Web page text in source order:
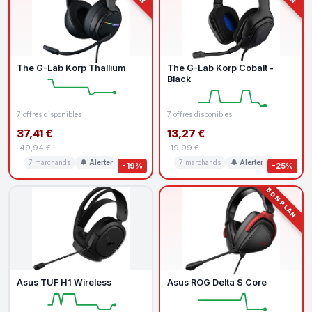
-19%
The G-Lab Korp Thallium
7 offres disponibles
37,41 €
49,94 €
7 marchands 🔔 Alerter -25%
The G-Lab Korp Cobalt -
Black
7 offres disponibles
13,27 €
19,99 €
7 marchands 🔔 Alerter
Asus TUF H1 Wireless
BON PLAN
Asus ROG Delta S Core